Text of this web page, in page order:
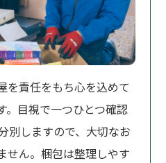
を責任をもち心を込めて
。目視で一つひとつ確認
別しますので、大切なお
せん。梱包は整理しやす